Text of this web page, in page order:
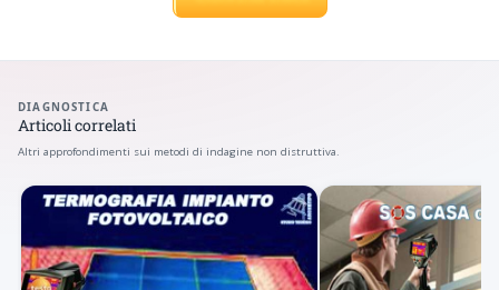
DIAGNOSTICA
Articoli correlati
Altri approfondimenti sui metodi di indagine non distruttiva.